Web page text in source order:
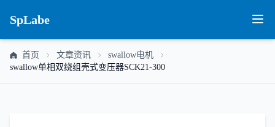
SpLabe
首页 文章资讯
swallow电机
swallow单相双绕组壳式变压器SCK21-300